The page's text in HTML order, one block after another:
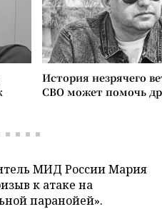
История незрячего
СВО может помочь
МИД России Мария
к атаке на
паранойей».